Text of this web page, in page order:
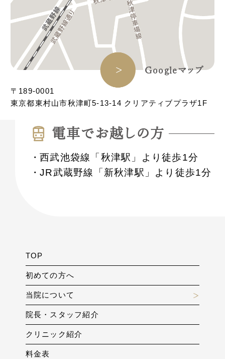
Googleマップ
〒189-0001
東京都東村山市秋津町5-13-14 クリアティブプラザ1F
電⾞でお越しの⽅
西武池袋線「秋津駅」より徒歩1分
JR武蔵野線「新秋津駅」より徒歩1分
TOP
初めての方へ
当院について
院長・スタッフ紹介
クリニック紹介
料金表